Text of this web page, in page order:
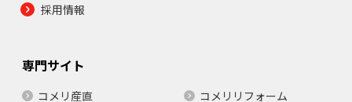
採用情報
専門サイト
コメリ産直 コメリリフォーム